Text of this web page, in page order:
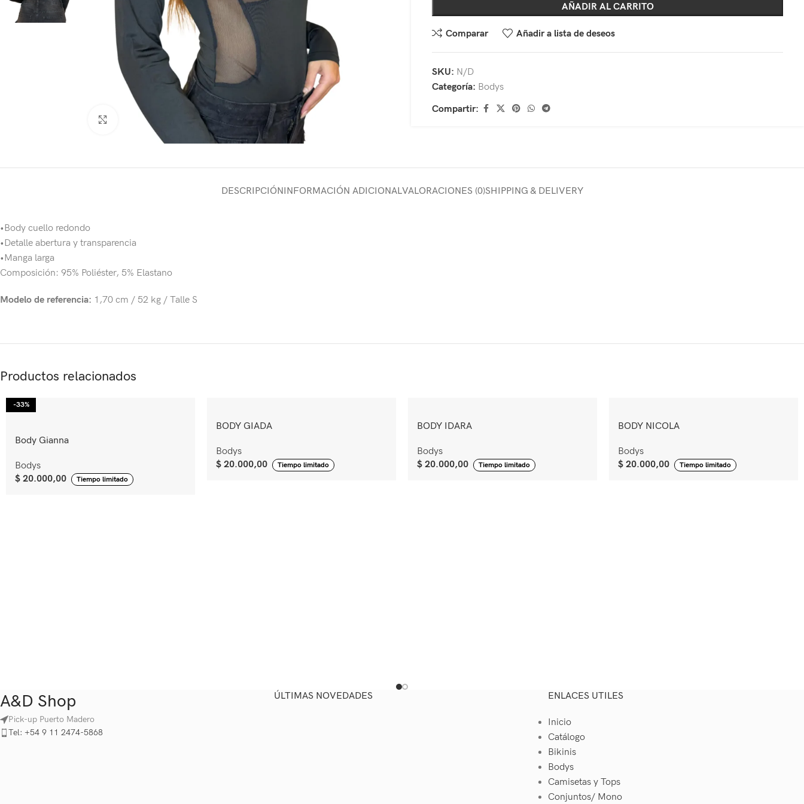
Haga Click para agrandar
AÑADIR AL CARRITO
Comparar Añadir a lista de deseos
SKU: N/D
Categoría: Bodys
Compartir:
DESCRIPCIÓNINFORMACIÓN ADICIONALVALORACIONES (0)SHIPPING & DELIVERY
•Body cuello redondo
•Detalle abertura y transparencia
•Manga larga
Composición: 95% Poliéster, 5% Elastano
Modelo de referencia: 1,70 cm / 52 kg / Talle S
Productos relacionados
-33%
Body Gianna
Bodys
$ 20.000,00 Tiempo limitado
BODY GIADA
Bodys
$ 20.000,00 Tiempo limitado
BODY IDARA
Bodys
$ 20.000,00 Tiempo limitado
BODY NICOLA
Bodys
$ 20.000,00 Tiempo limitado
A&D Shop
Pick-up Puerto Madero
Tel: +54 9 11 2474-5868
ÚLTIMAS NOVEDADES ENLACES UTILES
Inicio
Catálogo
Bikinis
Bodys
Camisetas y Tops
Conjuntos/ Mono